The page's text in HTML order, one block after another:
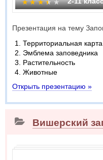
Презентация на тему
Территориальная карта
Эмблема заповедника
Растительность
Животные
Открыть презентацию »
Вишерский